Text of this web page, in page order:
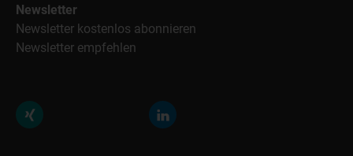
Newsletter
Newsletter kostenlos abonnieren
Newsletter empfehlen